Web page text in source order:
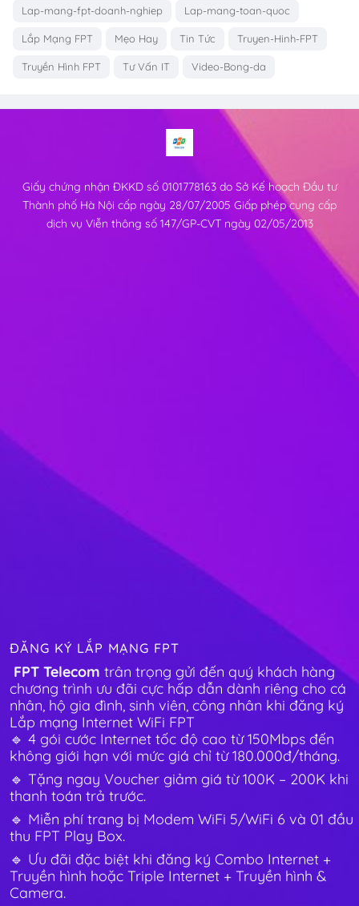
Lap-mang-fpt-doanh-nghiep Lap-mang-toan-quoc
Lắp Mạng FPT Mẹo Hay Tin Tức Truyen-Hinh-FPT
Truyền Hình FPT Tư Vấn IT Video-Bong-da
Giấy chứng nhận ĐKKD số 0101778163 do Sở Kế hoạch Đầu tư
Thành phố Hà Nội cấp ngày 28/07/2005 Giấp phép cung cấp
dịch vụ Viễn thông số 147/GP-CVT ngày 02/05/2013
ĐĂNG KÝ LẮP MẠNG FPT
FPT Telecom trân trọng gửi đến quý khách hàng
chương trình ưu đãi cực hấp dẫn dành riêng cho cá
nhân, hộ gia đình, sinh viên, công nhân khi đăng ký
Lắp mạng Internet WiFi FPT
🔹 4 gói cước Internet tốc độ cao từ 150Mbps đến
không giới hạn với mức giá chỉ từ 180.000đ/tháng.
🔹 Tặng ngay Voucher giảm giá từ 100K – 200K khi
thanh toán trả trước.
🔹 Miễn phí trang bị Modem WiFi 5/WiFi 6 và 01 đầu
thu FPT Play Box.
🔹 Ưu đãi đặc biệt khi đăng ký Combo Internet +
Truyền hình hoặc Triple Internet + Truyền hình &
Camera.